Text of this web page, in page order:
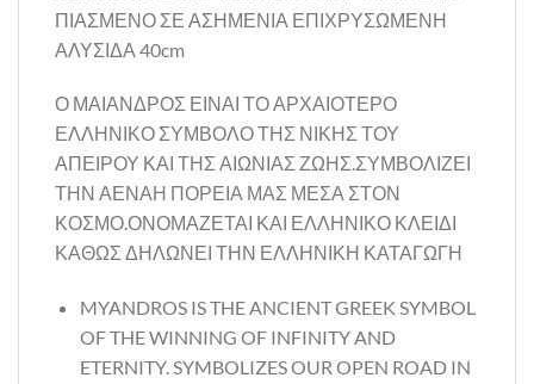
ΠΙΑΣΜΕΝΟ ΣΕ ΑΣΗΜΕΝΙΑ ΕΠΙΧΡΥΣΩΜΕΝΗ
ΑΛΥΣΙΔΑ 40cm
Ο ΜΑΙΑΝΔΡΟΣ ΕΙΝΑΙ ΤΟ ΑΡΧΑΙΟΤΕΡΟ
ΕΛΛΗΝΙΚΟ ΣΥΜΒΟΛΟ ΤΗΣ ΝΙΚΗΣ ΤΟΥ
ΑΠΕΙΡΟΥ ΚΑΙ ΤΗΣ ΑΙΩΝΙΑΣ ΖΩΗΣ.ΣΥΜΒΟΛΙΖΕΙ
ΤΗΝ ΑΕΝΑΗ ΠΟΡΕΙΑ ΜΑΣ ΜΕΣΑ ΣΤΟΝ
ΚΟΣΜΟ.ΟΝΟΜΑΖΕΤΑΙ ΚΑΙ ΕΛΛΗΝΙΚΟ ΚΛΕΙΔΙ
ΚΑΘΩΣ ΔΗΛΩΝΕΙ ΤΗΝ ΕΛΛΗΝΙΚΗ ΚΑΤΑΓΩΓΗ
MYANDROS IS THE ANCIENT GREEK SYMBOL
OF THE WINNING OF INFINITY AND
ETERNITY. SYMBOLIZES OUR OPEN ROAD IN